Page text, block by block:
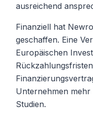
ausreichend
Finanziell hat
geschaffen. Eine
Europäischen
Unternehmen
Studien.